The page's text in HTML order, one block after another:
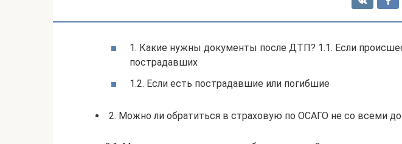
1. Какие нужны документы после ДТП? 1.1. Если
пострадавших
1.2. Если есть пострадавшие или погибшие
2. Можно ли обратиться в страховую по ОСАГО не со всеми